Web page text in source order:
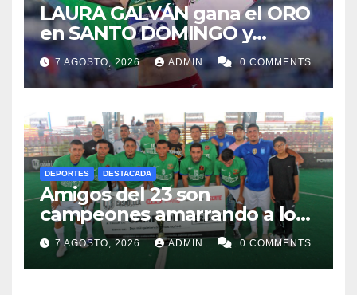
LAURA GALVÁN gana el ORO
en SANTO DOMINGO y
dedica Medalla a sus padres
fallecidos
7 AGOSTO, 2026 ADMIN 0 COMMENTS
DEPORTES DESTACADA
Amigos del 23 son
campeones amarrando a los
“Perros Bravos”
7 AGOSTO, 2026 ADMIN 0 COMMENTS